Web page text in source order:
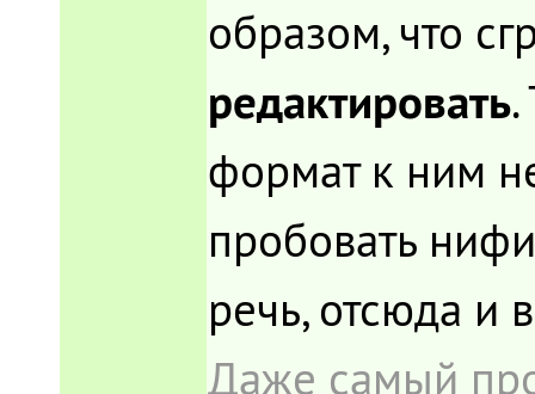
образом, что
редактировать
формат к ним
пробовать
речь, отсюда и
Даже самый